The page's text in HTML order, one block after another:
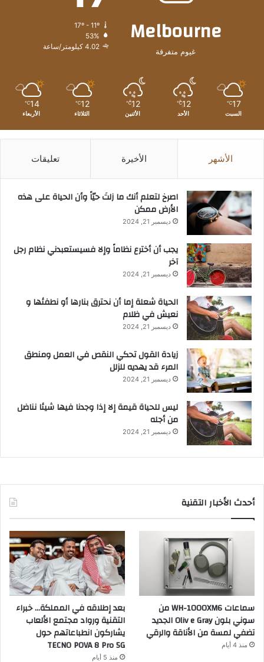
Melbourne
غيوم متفرقة
17º - 11º
53%
4.02 كيلومتر/ساعة
17
℃
السبت
12
℃
الأحد
12
℃
الأثنين
12
℃
الثلاثاء
14
℃
الأربعاء
الأشهر الأخيرة تعليقات
‫اصرخ لتعلم أنك ما زلتَ حيّاً وأن الحياة على هذه
الأرض ممكن
ديسمبر 21, 2024
يجب أن أخترع نظاماً وإلا فسيستعبدني نظام رجل
آخر
ديسمبر 21, 2024
الحياة شعلة إما أن نحترق بنارها أو نطفئها و
نعيش في ظلام
ديسمبر 21, 2024
زيادة القول تحكي النقص في العمل ومنطق
المرء قد يهديه للزلل
ديسمبر 21, 2024
ليس للحياة قيمة إلا إذا وجدنا فيها شيئا نناضل
من أجله
ديسمبر 21, 2024
أحدث الأخبار التقنية
سماعات WH-1000XM6 من
سوني بلون Oliv e Gray الجديد
تضفي لمسة من الأناقة والرقي
منذ 4 أيام
بعد إطلاقه في المملكة… خبراء
التقنية ورواد مجتمع الألعاب
يشاركون انطباعاتهم حول
TECNO POVA 8 Pro 5G
منذ 5 أيام